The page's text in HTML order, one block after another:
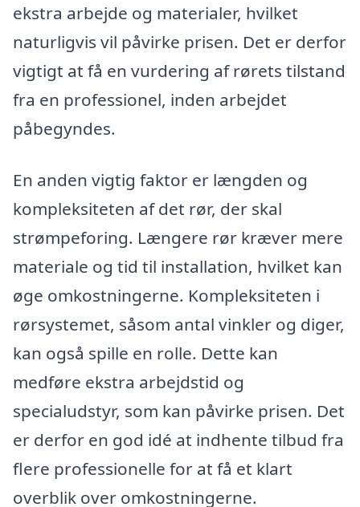
ekstra arbejde og materialer, hvilket
naturligvis vil påvirke prisen. Det er derfor
vigtigt at få en vurdering af rørets tilstand
fra en professionel, inden arbejdet
påbegyndes.
En anden vigtig faktor er længden og
kompleksiteten af det rør, der skal
strømpeforing. Længere rør kræver mere
materiale og tid til installation, hvilket kan
øge omkostningerne. Kompleksiteten i
rørsystemet, såsom antal vinkler og diger,
kan også spille en rolle. Dette kan
medføre ekstra arbejdstid og
specialudstyr, som kan påvirke prisen. Det
er derfor en god idé at indhente tilbud fra
flere professionelle for at få et klart
overblik over omkostningerne.